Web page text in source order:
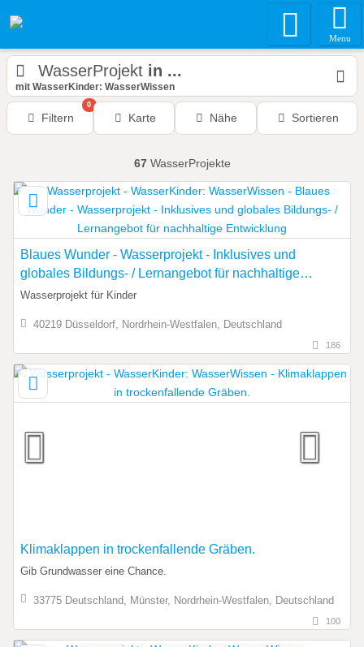
Menu
WasserProjekt in ...
mit WasserKinder: WasserWissen
Filtern
0
Karte Nähe Sortieren
67WasserProjekte
Blaues Wunder - Wasserprojekt - Inklusives und
globales Bildungs- / Lernangebot für nachhaltige
Entwicklung
Wasserprojekt für Kinder
40219 Düsseldorf, Nordrhein-Westfalen, Deutschland
186
Klimaklappen in trockenfallende Gräben.
Gib Grundwasser eine Chance.
33775 Deutschland, Münster, Nordrhein-Westfalen, Deutschland
100